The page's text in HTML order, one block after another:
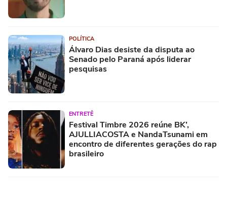
POLÍTICA
Álvaro Dias desiste da disputa ao
Senado pelo Paraná após liderar
pesquisas
ENTRETÊ
Festival Timbre 2026 reúne BK’,
AJULLIACOSTA e NandaTsunami em
encontro de diferentes gerações do rap
brasileiro